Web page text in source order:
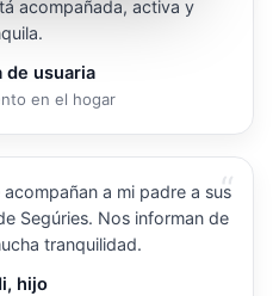
acompañada, activa y
de usuaria
en el hogar
“
a mi padre a sus
Segúries. Nos informan de
tranquilidad.
hijo